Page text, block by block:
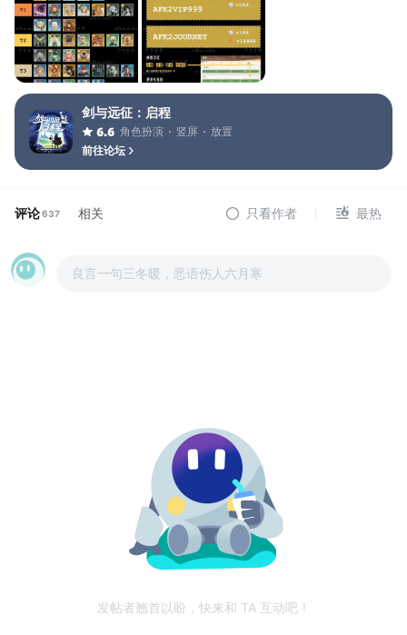
剑与远征：启程
6.6 角色扮演 竖屏
放置
前往论坛
评论637 相关 只看作者 最热
良言一句三冬暖，恶语伤人六月寒
发帖者翘首以盼，快来和 TA 互动吧！